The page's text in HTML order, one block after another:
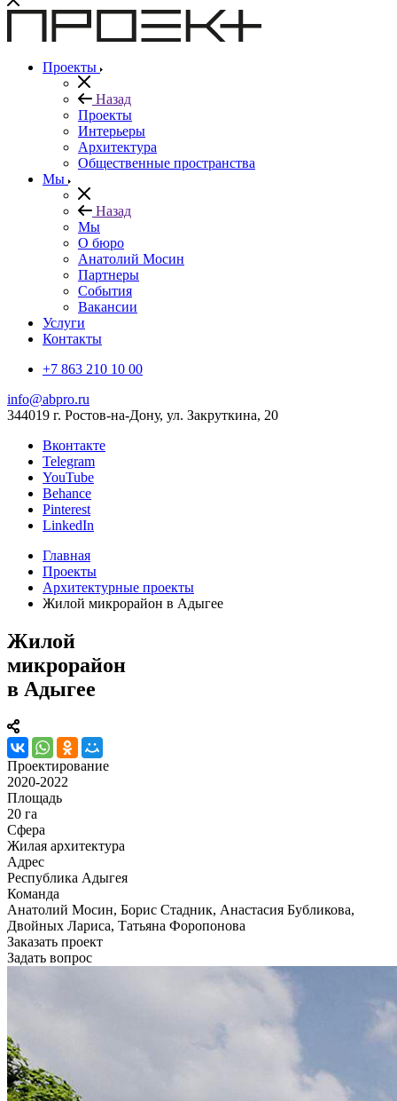
Проекты
Назад
Проекты
Интерьеры
Архитектура
Общественные пространства
Мы
Назад
Мы
О бюро
Анатолий Мосин
Партнеры
События
Вакансии
Услуги
Контакты
+7 863 210 10 00
info@abpro.ru
344019 г. Ростов-на-Дону, ул. Закруткина, 20
Вконтакте
Telegram
YouTube
Behance
Pinterest
LinkedIn
Главная
Проекты
Архитектурные проекты
Жилой микрорайон в Адыгее
Жилой
микрорайон
в Адыгее
Проектирование
2020-2022
Площадь
20 га
Сфера
Жилая архитектура
Адрес
Республика Адыгея
Команда
Анатолий Мосин, Борис Стадник, Анастасия Бубликова,
Двойных Лариса, Татьяна Форопонова
Заказать проект
Задать вопрос